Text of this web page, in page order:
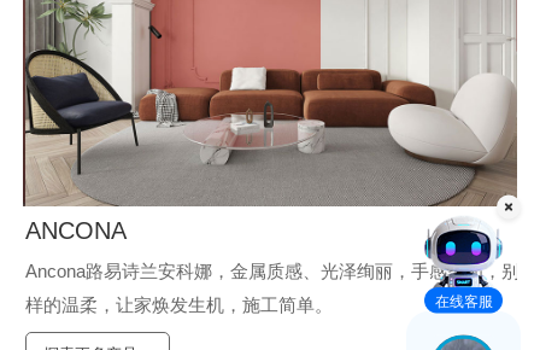
ANCONA
Ancona路易诗兰安科娜，金属质感、光泽绚丽，手感柔和，别
样的温柔，让家焕发生机，施工简单。
在线客服